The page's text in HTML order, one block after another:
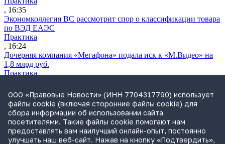
, 16:35
Экономколлегия ВС рассмотрит спор о классификации товара
по ВЭД ЕАЭС
Практика
, 16:24
Дочерняя компания «Мегафона» подала иск к «М.Видео» на
1,8 млрд руб.
Практика
СИП проверит отмену патента на систему управления
устройствами после возражений «Яндекса»
Практика
, 15:17
Суды 10 стран рассматривают иски российской «дочки»
Google о возврате дивидендов
ООО «Правовые Новости» (ИНН 7704317790) использует
файлы cookie (включая сторонние файлы cookie) для
сбора информации об использовании сайта
посетителями. Такие файлы cookie помогают нам
предоставлять вам наилучший онлайн-опыт, постоянно
улучшать наш веб-сайт. Нажав на кнопку «Подтвердить»,